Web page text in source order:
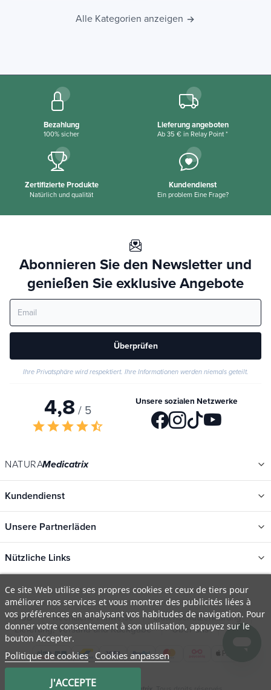
Alle Kategorien anzeigen
Bezahlung
100% sicher
Lieferung angeboten
Ab 35 € in Relay Point *
Zertifizierte Produkte
Natürlich und qualität
Kundendienst
Ein problem Eine Frage?
Abonnieren Sie den Newsletter und
genießen Sie exklusive Angebote
Überprüfen
Ihre Privatsphäre wird respektiert. Ihre Informationen werden niemals geteilt.
4,8 / 5
starstarstarstarstar_half
Unsere sozialen Netzwerke
NATURAMedicatrix
Kundendienst
Unsere Partnerläden
Nützliche Links
Kategorien
Neu
Promotions
Kataloge
Unsere Marken
Arbeitsplätze
AGB Rechtliche Hinweise
Datenschutzerklärung
Lieferung, Versand und Rückgabe
Über uns FAQ
Ce site Web utilise ses propres cookies et ceux de tiers pour
améliorer nos services et vous montrer des publicités liées à
vos préférences en analysant vos habitudes de navigation. Pour
donner votre consentement à son utilisation, appuyez sur le
bouton Accepter.
Politique de cookies Cookies anpassen
J'ACCEPTE